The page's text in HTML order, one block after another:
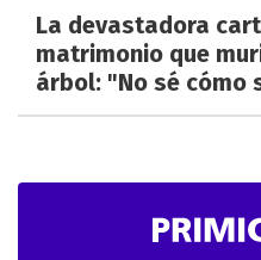
La devastadora
matrimonio que
árbol: "No sé cómo